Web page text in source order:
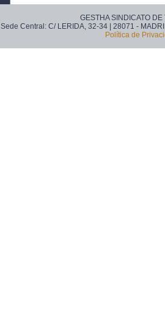
GESTHA SINDICATO
Sede Central: C/ LERIDA, 32-34 | 28071 -
Política de